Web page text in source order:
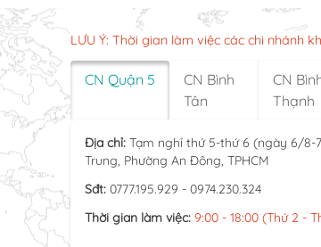
LƯU Ý: Thời gian làm việc các chi nhánh
CN Quận 5
CN Bình
Tân
CN
Thạnh
Địa chỉ: Tạm nghỉ thứ 5-thứ 6 (ngày 6/8-
Trung, Phường An Đông, TPHCM
Sđt: 0777.195.929 - 0974.230.324
Thời gian làm việc: 9:00 - 18:00 (Thứ 2 -